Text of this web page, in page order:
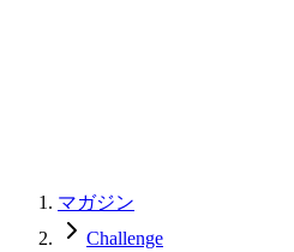
マガジン
Challenge